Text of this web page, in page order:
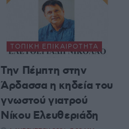
ΤΟΠΙΚΉ ΕΠΙΚΑΙΡΌΤΗΤΑ
Την Πέμπτη στην
Άρδασσα η κηδεία του
γνωστού γιατρού
Νίκου Ελευθεριάδη